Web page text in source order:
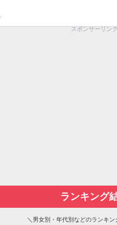
スポンサーリンク
ランキング
＼男女別・年代別などのランキン